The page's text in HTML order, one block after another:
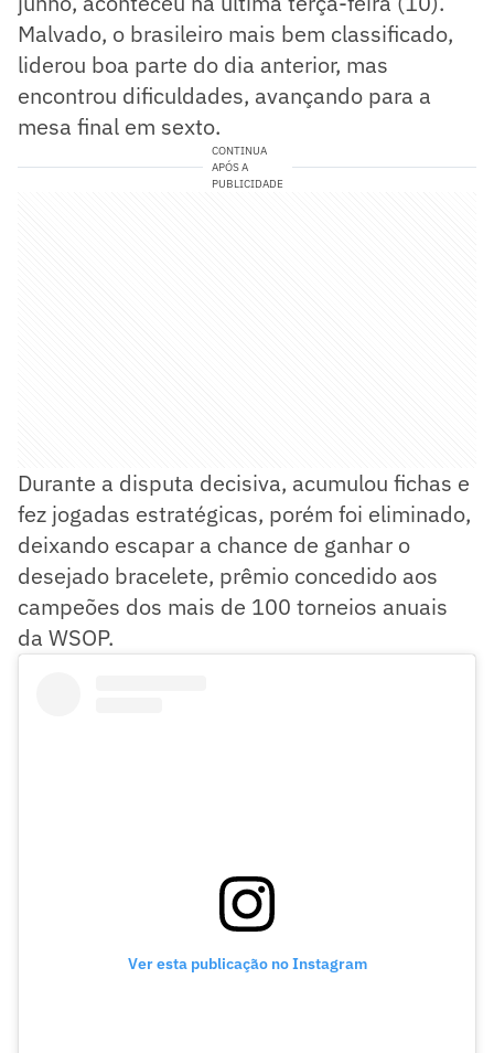
Malvado, o brasileiro mais bem classificado,
liderou boa parte do dia anterior, mas
encontrou dificuldades, avançando para a
mesa final em sexto.
CONTINUA
APÓS A
PUBLICIDADE
Durante a disputa decisiva, acumulou fichas e
fez jogadas estratégicas, porém foi eliminado,
deixando escapar a chance de ganhar o
desejado bracelete, prêmio concedido aos
campeões dos mais de 100 torneios anuais
da WSOP.
Ver esta publicação no Instagram